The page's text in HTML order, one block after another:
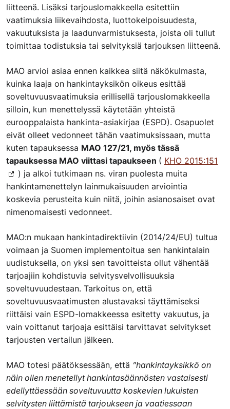
liitteenä. Lisäksi tarjouslomakkeella esitettiin
vaatimuksia liikevaihdosta, luottokelpoisuudesta,
vakuutuksista ja laadunvarmistuksesta, joista oli tullut
toimittaa todistuksia tai selvityksiä tarjouksen liitteenä.
MAO arvioi asiaa ennen kaikkea siitä näkökulmasta,
kuinka laaja on hankintayksikön oikeus esittää
soveltuvuusvaatimuksia erillisellä tarjouslomakkeella
silloin, kun menettelyssä käytetään yhteistä
eurooppalaista hankinta-asiakirjaa (ESPD). Osapuolet
eivät olleet vedonneet tähän vaatimuksissaan, mutta
kuten tapauksessa MAO 127/21, myös tässä
tapauksessa MAO viittasi tapaukseen ( KHO 2015:151
) ja alkoi tutkimaan ns. viran puolesta muita
hankintamenettelyn lainmukaisuuden arviointia
koskevia perusteita kuin niitä, joihin asianosaiset ovat
nimenomaisesti vedonneet.
MAO:n mukaan hankintadirektiivin (2014/24/EU) tultua
voimaan ja Suomen implementoitua sen hankintalain
uudistuksella, on yksi sen tavoitteista ollut vähentää
tarjoajiin kohdistuvia selvitysvelvollisuuksia
soveltuvuudestaan. Tarkoitus on, että
soveltuvuusvaatimusten alustavaksi täyttämiseksi
riittäisi vain ESPD-lomakkeessa esitetty vakuutus, ja
vain voittanut tarjoaja esittäisi tarvittavat selvitykset
tarjousten vertailun jälkeen.
MAO totesi päätöksessään, että ”hankintayksikkö on
näin ollen menetellyt hankintasäännösten vastaisesti
edellyttäessään soveltuvuutta koskevien lukuisten
selvitysten liittämistä tarjoukseen ja vaatiessaan